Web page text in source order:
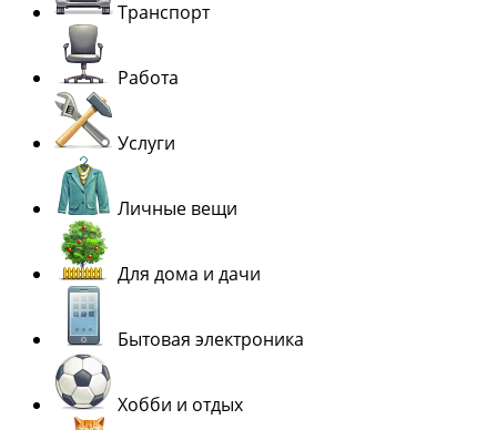
Транспорт
Работа
Услуги
Личные вещи
Для дома и дачи
Бытовая электроника
Хобби и отдых